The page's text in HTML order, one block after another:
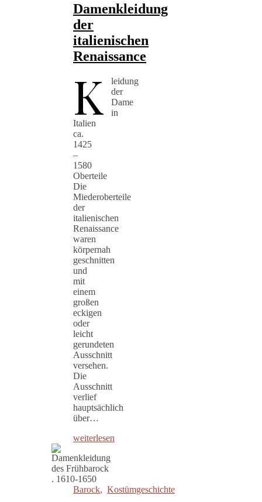
Damenkleidung
der
italienischen
Renaissance
K
leidung
der
Dame
in
Italien
ca.
1425
–
1580
Oberteile
Die
Miederoberteile
der
italienischen
Renaissance
waren
körpernah
geschnitten
und
mit
einem
großen
eckigen
oder
leicht
gerundeten
Ausschnitt
versehen.
Die
Ausschnitt
verlief
hauptsächlich
über…
weiterlesen
Barock, Kostümgeschichte